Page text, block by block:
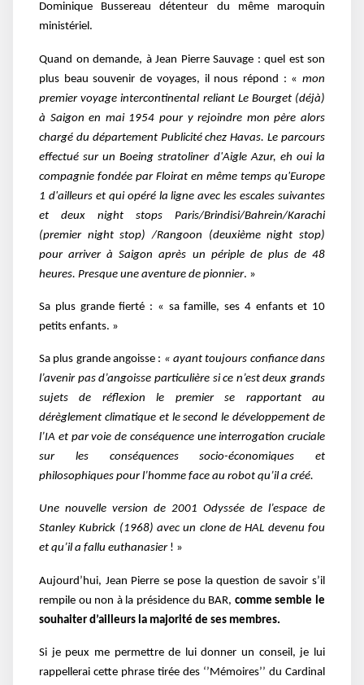
Dominique Bussereau détenteur du même maroquin
ministériel.
Quand on demande, à Jean Pierre Sauvage : quel est son
plus beau souvenir de voyages, il nous répond : « mon
premier voyage intercontinental reliant Le Bourget (déjà)
à Saigon en mai 1954 pour y rejoindre mon père alors
chargé du département Publicité chez Havas. Le parcours
effectué sur un Boeing stratoliner d'Aigle Azur, eh oui la
compagnie fondée par Floirat en même temps qu'Europe
1 d'ailleurs et qui opéré la ligne avec les escales suivantes
et deux night stops Paris/Brindisi/Bahrein/Karachi
(premier night stop) /Rangoon (deuxième night stop)
pour arriver à Saigon après un périple de plus de 48
heures. Presque une aventure de pionnier. »
Sa plus grande fierté : « sa famille, ses 4 enfants et 10
petits enfants. »
Sa plus grande angoisse : « ayant toujours confiance dans
l’avenir pas d’angoisse particulière si ce n’est deux grands
sujets de réflexion le premier se rapportant au
dérèglement climatique et le second le développement de
l’IA et par voie de conséquence une interrogation cruciale
sur les conséquences socio-économiques et
philosophiques pour l’homme face au robot qu’il a créé.
Une nouvelle version de 2001 Odyssée de l’espace de
Stanley Kubrick (1968) avec un clone de HAL devenu fou
et qu’il a fallu euthanasier! »
Aujourd’hui, Jean Pierre se pose la question de savoir s’il
rempile ou non à la présidence du BAR, comme semble le
souhaiter d’ailleurs la majorité de ses membres.
Si je peux me permettre de lui donner un conseil, je lui
rappellerai cette phrase tirée des ‘’Mémoires’’ du Cardinal